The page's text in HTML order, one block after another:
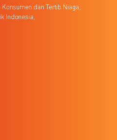
dan Tertib Niaga,
Indonesia,